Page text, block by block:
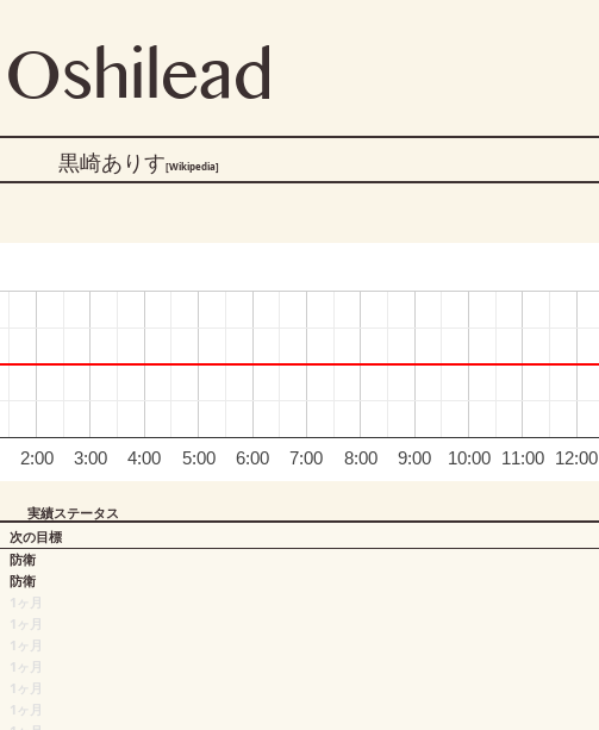
Oshilead
黒崎ありす[Wikipedia]
2:00 4:00 6:00 8:00 10:00 12:00
3:00 5:00 7:00 9:00 11:00
実績ステータス
次の目標
防衛
防衛
1ヶ月
1ヶ月
1ヶ月
1ヶ月
1ヶ月
1ヶ月